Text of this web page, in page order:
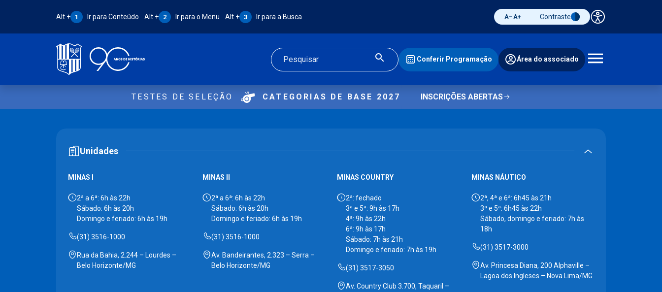
Atalho Alt + 1:
Alt + 1 Ir para Conteúdo Atalho Alt + 2:
Alt + 2 Ir para o Menu Atalho Alt + 3:
Alt + 3 Ir para a Busca Diminuir fonte
Aumentar fonteAlternar contraste
Contraste Painel de
Buscar
Conferir Programação Área do associado
Abrir
TESTES DE SELEÇÃO CATEGORIAS DE BASE 2027 INSCRIÇÕES ABERTAS
Unidades
MINAS I
2ª a 6ª: 6h às 22h
Sábado: 6h às 20h
Domingo e feriado: 6h às 19h
(31) 3516-1000
Rua da Bahia, 2.244 – Lourdes –
Belo Horizonte/MG
MINAS II
2ª a 6ª: 6h às 22h
Sábado: 6h às 20h
Domingo e feriado: 6h às 19h
(31) 3516-1000
Av. Bandeirantes, 2.323 – Serra –
Belo Horizonte/MG
MINAS COUNTRY
2ª: fechado
3ª e 5ª: 9h às 17h
4ª: 9h às 22h
6ª: 9h às 17h
Sábado: 7h às 21h
Domingo e feriado: 7h às 19h
(31) 3517-3050
Av. Country Club 3.700, Taquaril –
MINAS NÁUTICO
2ª, 4ª e 6ª: 6h45 às 21h
3ª e 5ª: 6h45 às 22h
Sábado, domingo e feriado: 7h às
18h
(31) 3517-3000
Av. Princesa Diana, 200 Alphaville –
Lagoa dos Ingleses – Nova Lima/MG